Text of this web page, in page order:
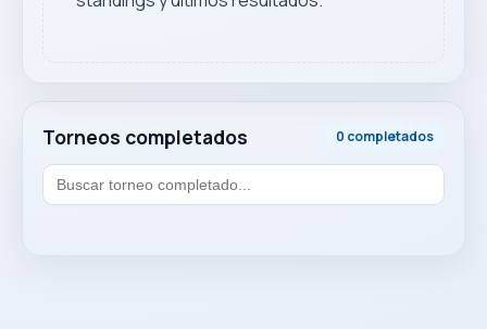
Torneos completados 0 completados